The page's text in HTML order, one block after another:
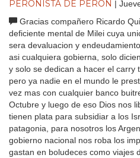
PERONISTA DE PERON |
Gracias compañero Ricardo
deficiente mental de Milei cuya
sera devaluacion y
asi cualquiera gobierna, solo
y solo se dedican a hacer el carry
pero ya nadie en el mundo le
vez mas con cualquier banco
Octubre y luego de eso Dios nos
tienen plata para subsidiar a los
patagonia, para nosotros los
gobierno nacional nos roba los
gastan en boludeces como viajes